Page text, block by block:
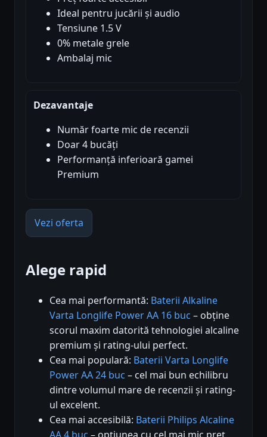
Ideal pentru jucării și audio
Tensiune 1.5 V
0% metale grele
Ambalaj mic
Dezavantaje
Număr foarte mic de recenzii
Doar 4 bucăți
Performanță inferioară gamei
Premium
Vezi oferta
Alege rapid
Cea mai performantă: Baterii Alkaline
Varta Longlife Power AA 16 buc – obține
scorul maxim datorită tehnologiei alcaline
premium și rating-ului perfect.
Cea mai populară: Baterii Varta Longlife
Power AA 24 buc – cel mai bun echilibru
dintre volumul mare de recenzii și rating-
ul excelent.
Cea mai accesibilă: Baterii Philips Alcaline